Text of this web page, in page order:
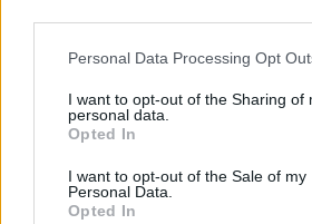
Personal Data Processing Opt
I want to opt-out of the Sharing of
personal data.
Opted In
I want to opt-out of the Sale of my
Personal Data.
Opted In